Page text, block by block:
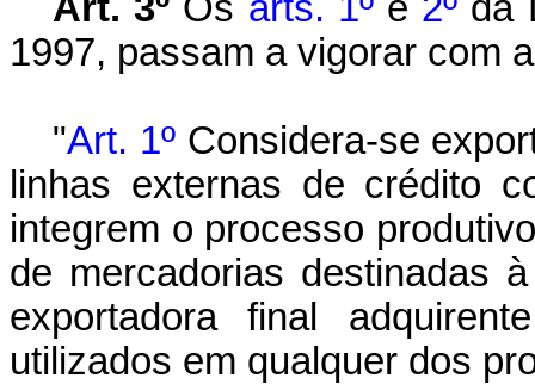
1997, passam a vigorar com
"Art. 1º Considera-se
linhas externas de crédito
integrem o processo
de mercadorias destinadas
exportadora final
utilizados em qualquer dos